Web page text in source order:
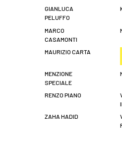
GIANLUCA
PELUFFO
MARCO
CASAMONTI
MAURIZIO CARTA
MENZIONE
SPECIALE
RENZO PIANO
ZAHA HADID